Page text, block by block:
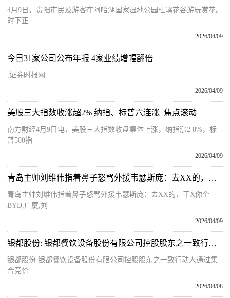
4月9日，贵阳市民及游客在阿哈湖国家湿地公园杜鹃花谷游玩赏花。
时下正
2026/04/09
今日31家公司公布年报 4家业绩增幅翻倍
,证券时报网
2026/04/09
美股三大指数收涨超2% 纳指、标普六连涨_焦点滚动
南方财经4月9日电，美股三大指数收盘集体上涨，纳指涨2 8%，标
普500指
2026/04/09
青岛主帅刘维伟指着鼻子怒骂外援韦瑟斯庞：去XX的，干X你个BYD 要闻
青岛主帅刘维伟指着鼻子怒骂外援韦瑟斯庞：去XX的，干X你个
BYD,广厦,刘
2026/04/09
银都股份: 银都餐饮设备股份有限公司控股股东之一致行动人通过集合竞价减持股份计划的提示性公告 前沿热点
银都股份:银都餐饮设备股份有限公司控股股东之一致行动人通过集
合竞价
2026/04/08